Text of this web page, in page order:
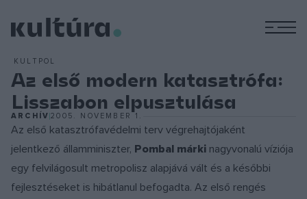
KULTPOL
Az első modern katasztrófa:
Lisszabon elpusztulása
ARCHÍV2005. NOVEMBER 1.
Az első katasztrófavédelmi terv végrehajtójaként
jelentkező államminiszter, Pombal márki nagyvonalú víziója
egy felvilágosult metropolisz alapjává vált és a későbbi
fejlesztéseket is hibátlanul befogadta. Az első rengés